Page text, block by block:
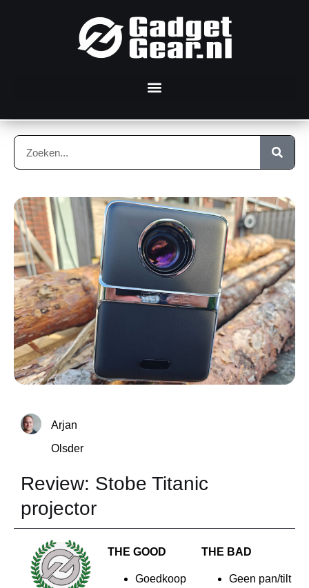
Arjan
Olsder
Review: Stobe Titanic
projector
THE GOOD
Goedkoop
THE BAD
Geen pan/tilt